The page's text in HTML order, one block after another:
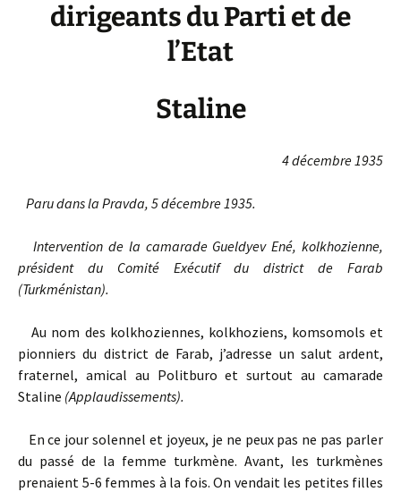
dirigeants du Parti et de
l’Etat
Staline
4 décembre 1935
Paru dans la Pravda, 5 décembre 1935.
Intervention de la camarade Gueldyev Ené, kolkhozienne,
président du Comité Exécutif du district de Farab
(Turkménistan).
Au nom des kolkhoziennes, kolkhoziens, komsomols et
pionniers du district de Farab, j’adresse un salut ardent,
fraternel, amical au Politburo et surtout au camarade
Staline (Applaudissements).
En ce jour solennel et joyeux, je ne peux pas ne pas parler
du passé de la femme turkmène. Avant, les turkmènes
prenaient 5-6 femmes à la fois. On vendait les petites filles